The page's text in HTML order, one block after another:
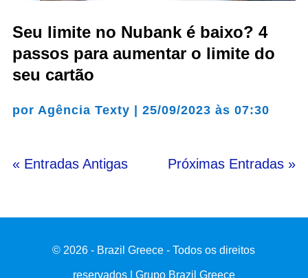
Seu limite no Nubank é baixo? 4
passos para aumentar o limite do
seu cartão
por Agência Texty 25/09/2023 às 07:30
« Entradas Antigas Próximas Entradas »
© 2026 - Brazil Greece - Todos os direitos
reservados | Grupo Brazil Greece